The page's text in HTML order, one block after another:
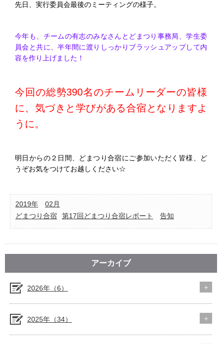
先日、実行委員会最後のミーティングの様子。
今年も、チームの有志のみなさんとどまつり事務局、学生委
員会と共に、半年間に渡りしっかりブラッシュアップして内
容を作り上げました！
今回の総勢390名のチームリーダーの皆様
に、気づきと学びがある合宿となりますよ
うに。
明日からの２日間、どまつり合宿にご参加いただく皆様、ど
うぞお気をつけてお越しください☆
2019年
02月
どまつり合宿
第17回どまつり合宿レポート 告知
アーカイブ
2026年（6）
2025年（34）